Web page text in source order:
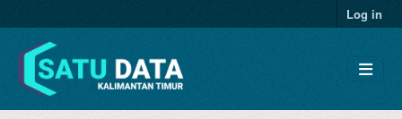
Log in